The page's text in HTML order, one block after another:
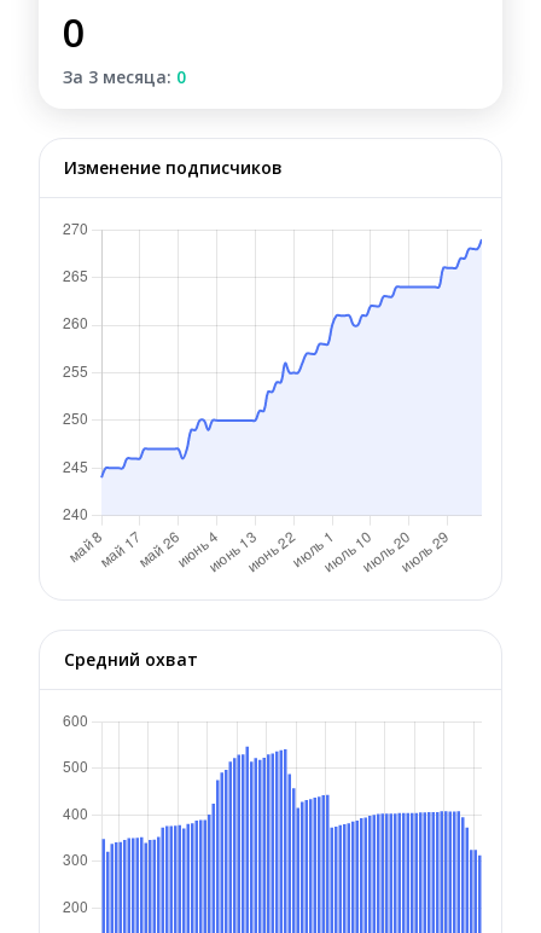
0
За 3 месяца: 0
Изменение подписчиков
Средний охват